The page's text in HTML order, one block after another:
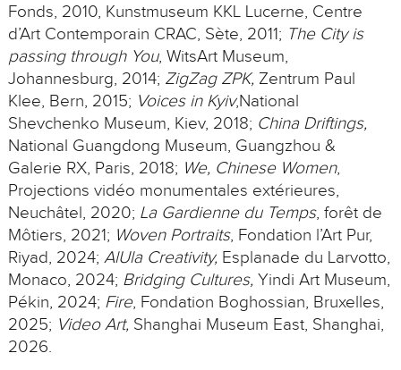
Fonds, 2010, Kunstmuseum KKL Lucerne, Centre
d’Art Contemporain CRAC, Sète, 2011; The City is
passing through You, WitsArt Museum,
Johannesburg, 2014; ZigZag ZPK,Zentrum Paul
Klee, Bern, 2015; Voices in Kyiv,National
Shevchenko Museum, Kiev, 2018; China Driftings,
National Guangdong Museum, Guangzhou &
Galerie RX, Paris, 2018; We, Chinese Women,
Projections vidéo monumentales extérieures,
Neuchâtel, 2020; La Gardienne du Temps, forêt de
Môtiers, 2021; Woven Portraits, Fondation l’Art Pur,
Riyad, 2024; AlUla Creativity,Esplanade du Larvotto,
Monaco, 2024; Bridging Cultures,Yindi Art Museum,
Pékin, 2024; Fire, Fondation Boghossian, Bruxelles,
2025; Video Art,Shanghai Museum East, Shanghai,
2026.